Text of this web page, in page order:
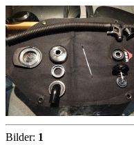
Bilder: 1